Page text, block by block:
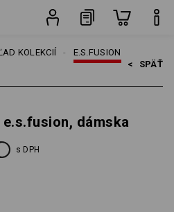
E.S.FUSION
KOLEKCIÍ
< SPÄŤ
dámska
s DPH